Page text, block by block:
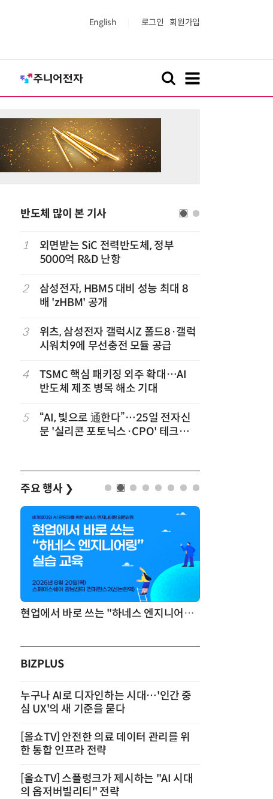
English 로그인 회원가입
반도체 많이 본 기사
1
외면받는 SiC 전력반도체, 정부
5000억 R&D 난항
2
삼성전자, HBM5 대비 성능 최대 8
배 'zHBM' 공개
3
위츠, 삼성전자 갤럭시Z 폴드8·갤럭
시워치9에 무선충전 모듈 공급
4
TSMC 핵심 패키징 외주 확대…AI
반도체 제조 병목 해소 기대
5
“AI, 빛으로 通한다”…25일 전자신
문 '실리콘 포토닉스·CPO' 테크데
주요 행사 ❯
현업에서 바로 쓰는 "하네스 엔지니어링" 실습 교육
BIZPLUS
누구나 AI로 디자인하는 시대…'인간 중
심 UX'의 새 기준을 묻다
[올쇼TV] 안전한 의료 데이터 관리를 위
한 통합 인프라 전략
[올쇼TV] 스플렁크가 제시하는 "AI 시대
의 옵저버빌리티" 전략